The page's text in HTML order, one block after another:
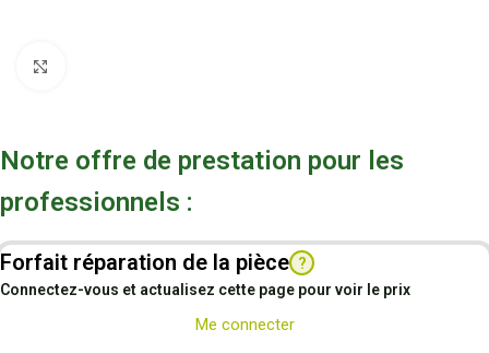
Notre offre de prestation pour les
professionnels :
Forfait réparation de la pièce ?
Connectez-vous et actualisez cette page pour voir le prix
Me connecter